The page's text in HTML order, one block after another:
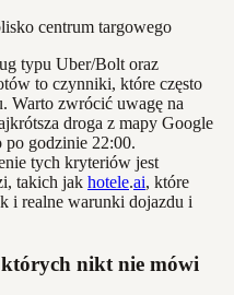
typu Uber/Bolt oraz
to czynniki, które często
Warto zwrócić uwagę na
droga z mapy Google
po godzinie 22:00.
tych kryteriów jest
takich jak hotele.ai, które
i realne warunki dojazdu i
których nikt nie mówi